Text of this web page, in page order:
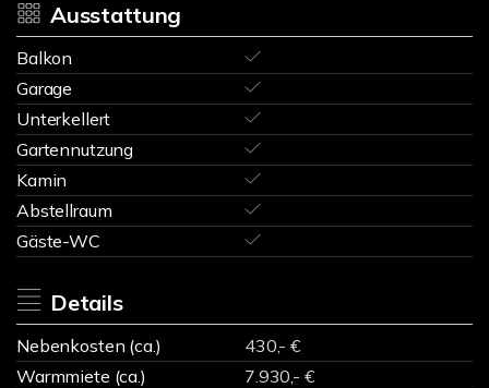
Ausstattung
Balkon
Garage
Unterkellert
Gartennutzung
Kamin
Abstellraum
Gäste-WC
Details
Nebenkosten (ca.)
430,- €
Warmmiete (ca.)
7.930,- €